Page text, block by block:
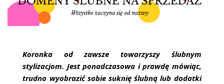
ARCHIWUM
Koronka od zawsze towarzyszy ślubnym
stylizacjom. Jest ponadczasowa i prawdę mówiąc,
trudno wyobrazić sobie suknię ślubną lub dodatki